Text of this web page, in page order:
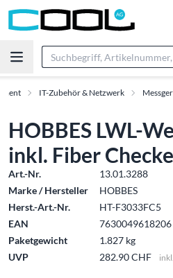
IT-Zubehör & Netzwerk
HOBBES LWL-
inkl. Fiber
Art.-Nr.
13.01.3288
Marke / Hersteller
HOBBES
Herst.-Art.-Nr.
HT-F3033FC5
EAN
7630049618206
Paketgewicht
1.827 kg
UVP
282.90 CHF